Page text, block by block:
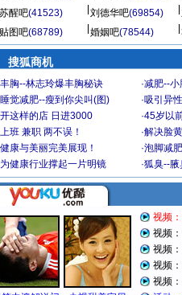
苏醒吧(41523) 刘德华吧(69854)
贴图吧(68789) 婚姻吧(78544)
搜狐商机
丰胸--林志玲爆丰胸秘诀 ·减肥--小
睡觉减肥--瘦到你尖叫(图) ·吸引异
开这样的店 日进3000 ·45岁以
上班 兼职 两不误！ ·解决脸
健康与美丽完美展现！ ·泡脚减
为健康行业撑起一片明镜 ·狐臭--